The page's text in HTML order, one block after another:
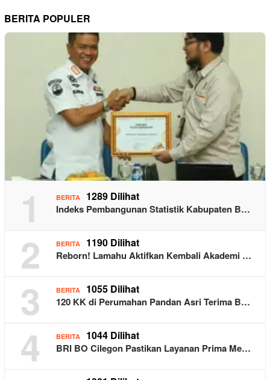
BERITA POPULER
1 BERITA 1289 Dilihat
Indeks Pembangunan Statistik Kabupaten B…
2 BERITA 1190 Dilihat
Reborn! Lamahu Aktifkan Kembali Akademi …
3 BERITA 1055 Dilihat
120 KK di Perumahan Pandan Asri Terima B…
4 BERITA 1044 Dilihat
BRI BO Cilegon Pastikan Layanan Prima Me…